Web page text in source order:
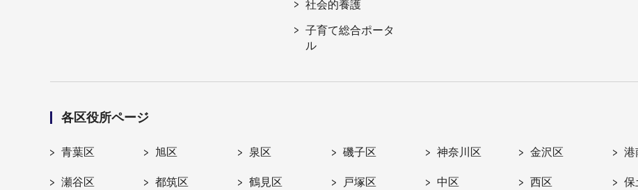
社会的養護
子育て総合ポータ
ル
各区役所ページ
青葉区 旭区 泉区 磯子区 神奈川区 金沢区 港
瀬谷区 都筑区 鶴見区 戸塚区 中区 西区 保